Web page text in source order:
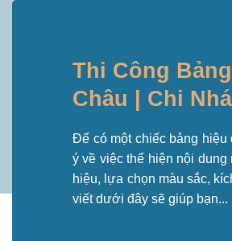
Thi Công
Châu | Chi
Để có một chiếc bảng
ý về việc thể hiện nội
hiệu, lựa chọn màu sắc,
viết dưới đây sẽ giúp bạn...